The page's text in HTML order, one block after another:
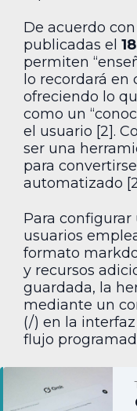
De acuerdo
publicadas el
permiten
lo recordará en
ofreciendo lo
como un
el usuario [2].
ser una
para
automatizado
Para configurar
usuarios
formato
y recursos
guardada, la
mediante un
(/) en la
flujo